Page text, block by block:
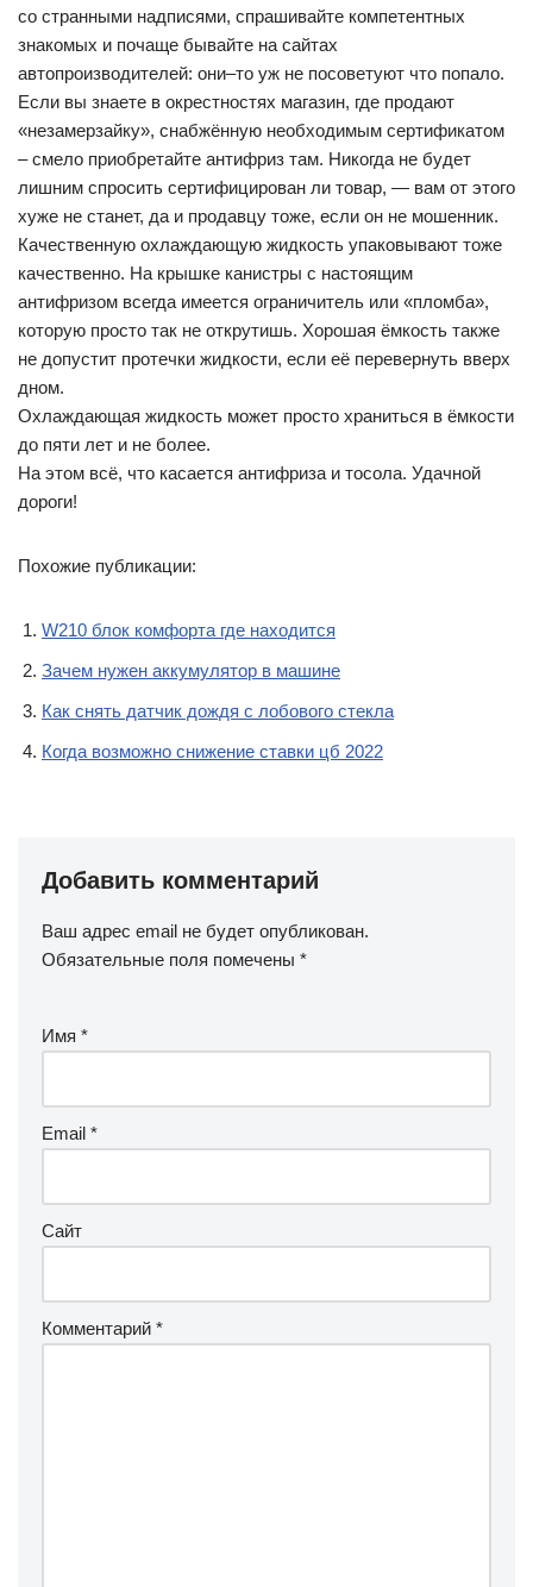
со странными надписями, спрашивайте компетентных
знакомых и почаще бывайте на сайтах
автопроизводителей: они–то уж не посоветуют что попало.
Если вы знаете в окрестностях магазин, где продают
«незамерзайку», снабжённую необходимым сертификатом
– смело приобретайте антифриз там. Никогда не будет
лишним спросить сертифицирован ли товар, — вам от этого
хуже не станет, да и продавцу тоже, если он не мошенник.
Качественную охлаждающую жидкость упаковывают тоже
качественно. На крышке канистры с настоящим
антифризом всегда имеется ограничитель или «пломба»,
которую просто так не открутишь. Хорошая ёмкость также
не допустит протечки жидкости, если её перевернуть вверх
дном.
Охлаждающая жидкость может просто храниться в ёмкости
до пяти лет и не более.
На этом всё, что касается антифриза и тосола. Удачной
дороги!
Похожие публикации:
W210 блок комфорта где находится
Зачем нужен аккумулятор в машине
Как снять датчик дождя с лобового стекла
Когда возможно снижение ставки цб 2022
Добавить комментарий
Ваш адрес email не будет опубликован.
Обязательные поля помечены *
Имя *
Email *
Сайт
Комментарий *